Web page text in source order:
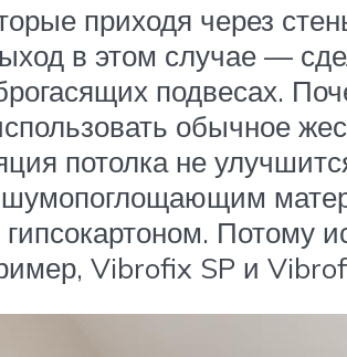
приходя через
в этом случае —
подвесах.
обычное
потолка не
шумопоглощающим
гипсокартоном. Потому
Vibrofix SP и